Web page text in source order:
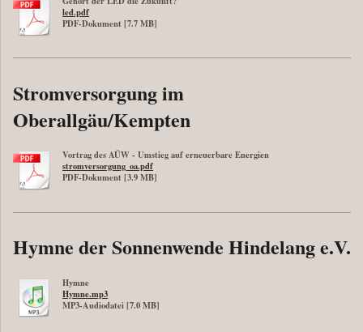
led.pdf
PDF-Dokument [7.7 MB]
Stromversorgung im
Oberallgäu/Kempten
Vortrag des AÜW - Umstieg auf erneuerbare Energien
stromversorgung_oa.pdf
PDF-Dokument [3.9 MB]
Hymne der Sonnenwende Hindelang e.V.
Hymne
Hymne.mp3
MP3-Audiodatei [7.0 MB]